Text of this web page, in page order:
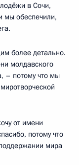
в Сочи,
мы обеспечили,
более детально.
молдавского
– потому что мы
от имени
потому что
мира